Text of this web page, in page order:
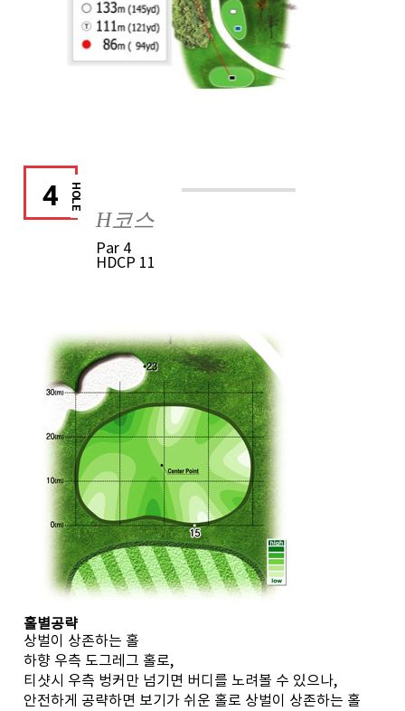
4 HOLE
H코스
Par 4
HDCP 11
홀별공략
상벌이 상존하는 홀
하향 우측 도그레그 홀로,
티샷시 우측 벙커만 넘기면 버디를 노려볼 수 있으나,
안전하게 공략하면 보기가 쉬운 홀로 상벌이 상존하는 홀